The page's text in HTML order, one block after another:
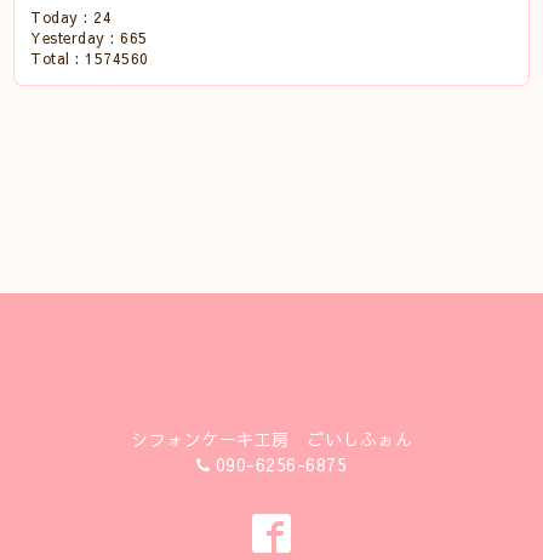
Today : 24
Yesterday :665
Total : 1574560
シフォンケーキ工房 ごいしふぉん
090-6256-6875